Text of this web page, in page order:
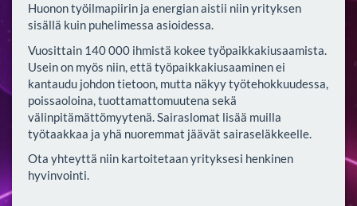
Huonon työilmapiirin ja energian aistii niin yrityksen
sisällä kuin puhelimessa asioidessa.
Vuosittain 140 000 ihmistä kokee työpaikkakiusaamista.
Usein on myös niin, että työpaikkakiusaaminen ei
kantaudu johdon tietoon, mutta näkyy työtehokkuudessa,
poissaoloina, tuottamattomuutena sekä
välinpitämättömyytenä. Sairaslomat lisää muilla
työtaakkaa ja yhä nuoremmat jäävät sairaseläkkeelle.
Ota yhteyttä niin kartoitetaan yrityksesi henkinen
hyvinvointi.